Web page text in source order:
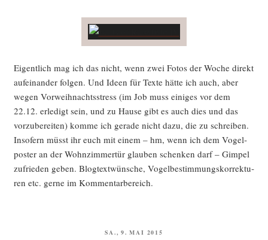
Eigent­lich mag ich das nicht, wenn zwei Fotos der Woche direkt
auf­ein­an­der fol­gen. Und Ideen für Tex­te hät­te ich auch, aber
wegen Vor­weih­nachts­stress (im Job muss eini­ges vor dem
22.12. erle­digt sein, und zu Hau­se gibt es auch dies und das
vor­zu­be­rei­ten) kom­me ich gera­de nicht dazu, die zu schrei­ben.
Inso­fern müsst ihr euch mit einem – hm, wenn ich dem Vogel­
pos­ter an der Wohn­zim­mer­tür glau­ben schen­ken darf – Gim­pel
zufrie­den geben. Blog­text­wün­sche, Vogel­be­stim­mungs­kor­rek­tu­
ren etc. ger­ne im Kommentarbereich.
VERÖFFENTLICHT
SA., 9. MAI 2015